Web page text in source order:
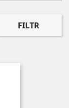
FILTR